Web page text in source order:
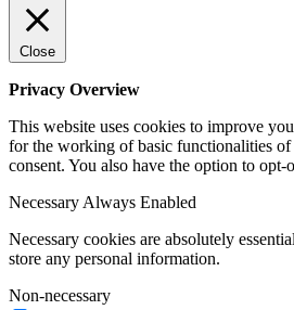
Close
Privacy Overview
This website uses cookies to improve
for the working of basic functionalities of
consent. You also have the option to
Necessary Always Enabled
Necessary cookies are absolutely
store any personal information.
Non-necessary